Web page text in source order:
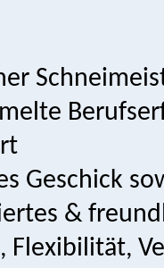
Geschick
&
Flexibilität,